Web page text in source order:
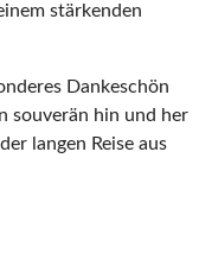
stärkenden
Dankeschön
souverän hin und her
langen Reise aus